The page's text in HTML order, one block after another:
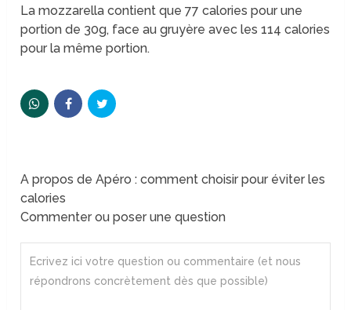
La mozzarella contient que 77 calories pour une
portion de 30g, face au gruyère avec les 114 calories
pour la même portion.
A propos de Apéro : comment choisir pour éviter les
calories
Commenter ou poser une question